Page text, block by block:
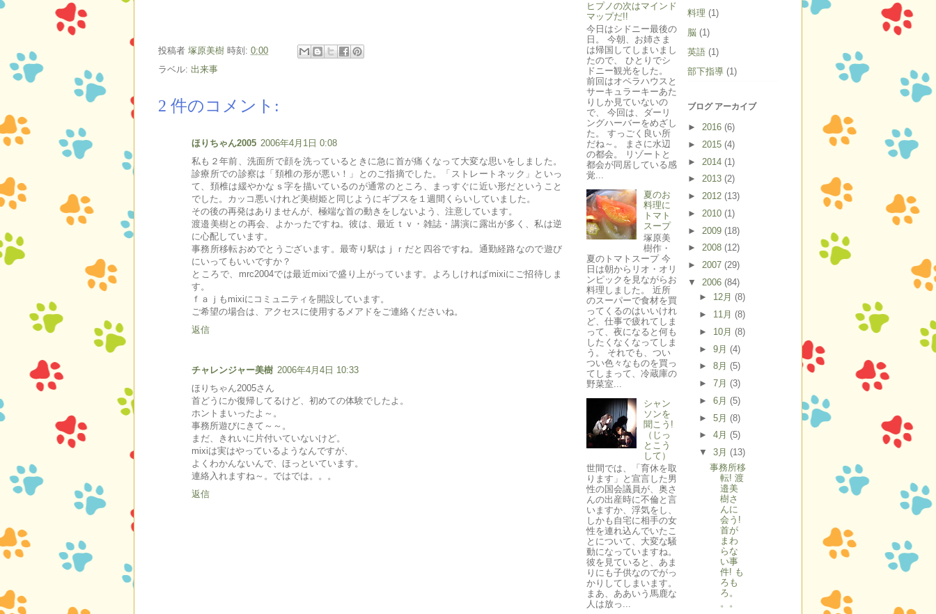
投稿者 塚原美樹 時刻: 0:00
ラベル: 出来事
2 件のコメント:
ほりちゃん2005 2006年4月1日 0:08
私も２年前、洗面所で顔を洗っているときに急に首が痛くなって大変な思いをしました。
診療所での診察は「頚椎の形が悪い！」とのご指摘でした。「ストレートネック」といっ
て、頚椎は緩やかなｓ字を描いているのが通常のところ、まっすぐに近い形だということ
でした。カッコ悪いけれど美樹姫と同じようにギプスを１週間くらいしていました。
その後の再発はありませんが、極端な首の動きをしないよう、注意しています。
渡邉美樹との再会、よかったですね。彼は、最近ｔｖ・雑誌・講演に露出が多く、私は逆
に心配しています。
事務所移転おめでとうございます。最寄り駅はｊｒだと四谷ですね。通勤経路なので遊び
にいってもいいですか？
ところで、mrc2004では最近mixiで盛り上がっています。よろしければmixiにご招待しま
す。
ｆａｊもmixiにコミュニティを開設しています。
ご希望の場合は、アクセスに使用するメアドをご連絡くださいね。
返信
チャレンジャー美樹 2006年4月4日 10:33
ほりちゃん2005さん
首どうにか復帰してるけど、初めての体験でしたよ。
ホントまいったよ～。
事務所遊びにきて～～。
まだ、きれいに片付いていないけど。
mixiは実はやっているようなんですが、
よくわかんないんで、ほっといています。
連絡入れますね～。ではでは。。。
返信
ヒプノの次はマインド
マップだ!!
今日はシドニー最後の
日。 今朝、お姉さま
は帰国してしまいまし
たので、 ひとりでシ
ドニー観光をした。
前回はオペラハウスと
サーキュラーキーあた
りしか見ていないの
で、 今回は、ダーリ
ングハーバーをめざし
た。 すっごく良い所
だね～。 まさに水辺
の都会。 リゾートと
都会が同居している感
覚...
夏のお
料理に
トマト
スープ
塚原美
樹作・
夏のトマトスープ 今
日は朝からリオ・オリ
ンピックを見ながらお
料理しました。 近所
のスーパーで食材を買
ってくるのはいいけれ
ど、仕事で疲れてしま
って、夜になると何も
したくなくなってしま
う。 それでも、つい
つい色々なものを買っ
てしまって、冷蔵庫の
野菜室...
シャン
ソンを
聞こう!
（じっ
とこう
して）
世間では、「育休を取
ります」と宣言した男
性の国会議員が、奥さ
んの出産時に不倫と言
いますか、浮気をし、
しかも自宅に相手の女
性を連れ込んでいたこ
とについて、大変な騒
動になっていますね。
彼を見ていると、あま
りにも子供なのでがっ
かりしてしまいます。
まあ、ああいう馬鹿な
人は放っ...
料理 (1)
脳 (1)
英語 (1)
部下指導 (1)
ブログ アーカイブ
► 2016 (6)
► 2015 (4)
► 2014 (1)
► 2013 (2)
► 2012 (13)
► 2010 (1)
► 2009 (18)
► 2008 (12)
► 2007 (29)
▼ 2006 (84)
► 12月 (8)
► 11月 (8)
► 10月 (8)
► 9月 (4)
► 8月 (5)
► 7月 (3)
► 6月 (5)
► 5月 (8)
► 4月 (5)
▼ 3月 (13)
事務所移
転! 渡
邉美
樹さ
んに
会う!
首が
まわ
らな
い事
件! も
ろも
ろ。
。。